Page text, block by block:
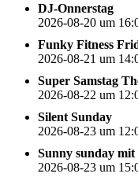
DJ-Onnerstag
2026-08-20 um
Funky Fitness
2026-08-21 um
Super Samstag
2026-08-22 um
Silent Sunday
2026-08-23 um
Sunny sunday
2026-08-23 um